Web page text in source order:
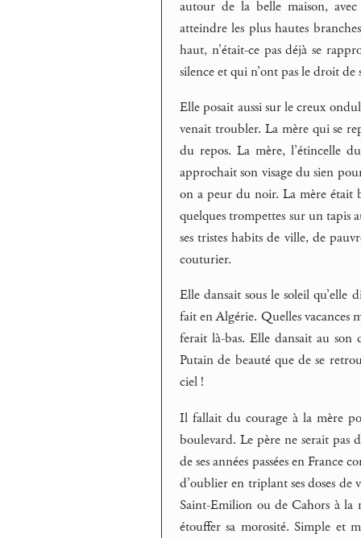
autour de la belle maison, avec
atteindre les plus hautes
haut, n’était-ce pas déjà se
silence et qui n’ont pas le droit de
Elle posait aussi sur le creux
venait troubler. La mère qui se
du repos. La mère, l’étincelle
approchait son visage du sien
on a peur du noir. La mère était
quelques trompettes sur un tapis
ses tristes habits de ville, de
couturier.
Elle dansait sous le soleil
fait en Algérie. Quelles vacances
ferait là-bas. Elle dansait au
Putain de beauté que de se
ciel !
Il fallait du courage à la mère
boulevard. Le père ne serait
de ses années passées en
d’oublier en triplant ses doses
Saint-Emilion ou de Cahors à la
étouffer sa morosité. Simple et